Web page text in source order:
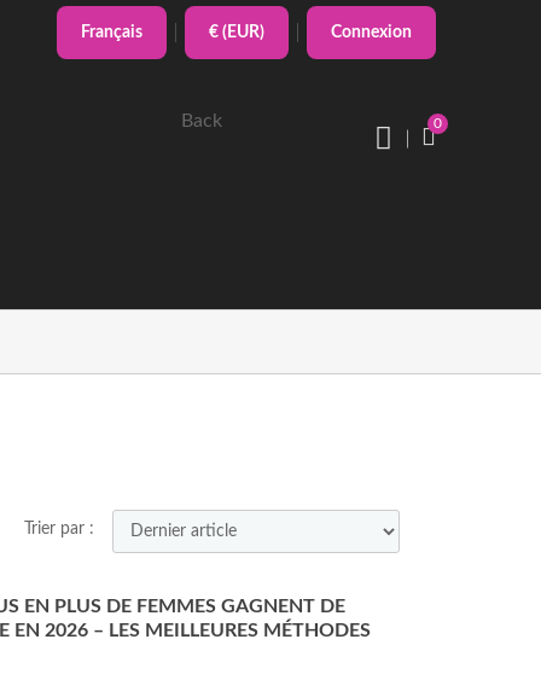
Français € (EUR) Connexion
0
Back
Trier par :
EN PLUS DE FEMMES GAGNENT DE
EN 2026 – LES MEILLEURES MÉTHODES